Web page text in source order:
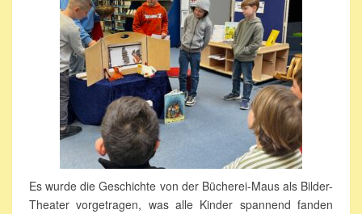
Es wurde die Geschichte von der Bücherei-Maus als Bilder-
Theater vorgetragen, was alle Kinder spannend fanden